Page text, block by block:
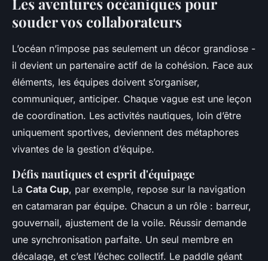
souder vos collaborateurs
L’océan n’impose pas seulement un décor grandiose -
il devient un partenaire actif de la cohésion. Face aux
éléments, les équipes doivent s’organiser,
communiquer, anticiper. Chaque vague est une leçon
de coordination. Les activités nautiques, loin d’être
uniquement sportives, deviennent des métaphores
vivantes de la gestion d’équipe.
Défis nautiques et esprit d'équipage
La Cata Cup, par exemple, repose sur la navigation
en catamaran par équipe. Chacun a un rôle : barreur,
gouvernail, ajustement de la voile. Réussir demande
une synchronisation parfaite. Un seul membre en
décalage, et c’est l’échec collectif. Le paddle géant